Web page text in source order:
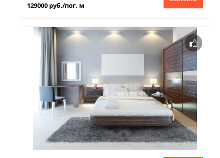
129000 руб./пог. м